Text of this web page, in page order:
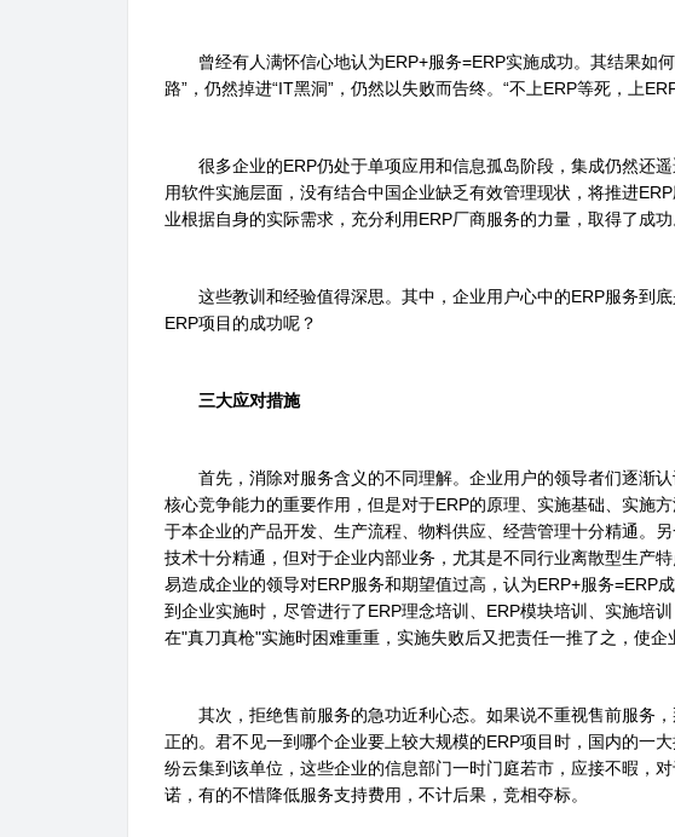
曾经有人满怀信心地认为ERP+服务=ERP实施成功。其结果如何
路”，仍然掉进“IT黑洞”，仍然以失败而告终。“不上ERP等死，上
很多企业的ERP仍处于单项应用和信息孤岛阶段，集成仍然还遥
用软件实施层面，没有结合中国企业缺乏有效管理现状，将推进
业根据自身的实际需求，充分利用ERP厂商服务的力量，取得了成功
这些教训和经验值得深思。其中，企业用户心中的ERP服务到底
ERP项目的成功呢？
三大应对措施
首先，消除对服务含义的不同理解。企业用户的领导者们逐渐认
核心竞争能力的重要作用，但是对于ERP的原理、实施基础、实施
于本企业的产品开发、生产流程、物料供应、经营管理十分精通。
技术十分精通，但对于企业内部业务，尤其是不同行业离散型生产
易造成企业的领导对ERP服务和期望值过高，认为ERP+服务=ERP
到企业实施时，尽管进行了ERP理念培训、ERP模块培训、实施培
在"真刀真枪"实施时困难重重，实施失败后又把责任一推了之，使企
其次，拒绝售前服务的急功近利心态。如果说不重视售前服务，
正的。君不见一到哪个企业要上较大规模的ERP项目时，国内的一
纷云集到该单位，这些企业的信息部门一时门庭若市，应接不暇，
诺，有的不惜降低服务支持费用，不计后果，竞相夺标。